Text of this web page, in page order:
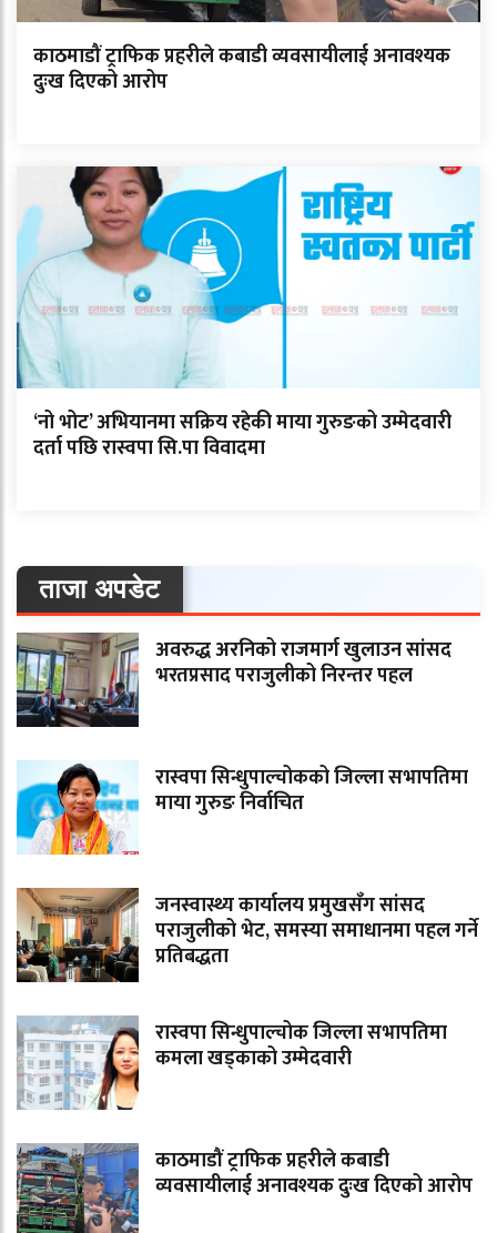
काठमाडौं ट्राफिक प्रहरीले कबाडी व्यवसायीलाई अनावश्यक
दुःख दिएको आरोप
‘नो भोट’ अभियानमा सक्रिय रहेकी माया गुरुङको उम्मेदवारी
दर्ता पछि रास्वपा सि.पा विवादमा
ताजा अपडेट
अवरुद्ध अरनिको राजमार्ग खुलाउन सांसद
भरतप्रसाद पराजुलीको निरन्तर पहल
रास्वपा सिन्धुपाल्चोकको जिल्ला सभापतिमा
माया गुरुङ निर्वाचित
जनस्वास्थ्य कार्यालय प्रमुखसँग सांसद
पराजुलीको भेट, समस्या समाधानमा पहल गर्ने
प्रतिबद्धता
रास्वपा सिन्धुपाल्चोक जिल्ला सभापतिमा
कमला खड्काको उम्मेदवारी
काठमाडौं ट्राफिक प्रहरीले कबाडी
व्यवसायीलाई अनावश्यक दुःख दिएको आरोप